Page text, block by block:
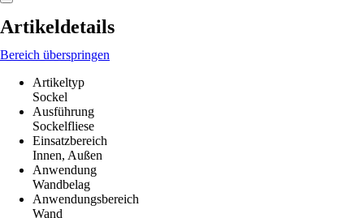
Artikeldetails
Bereich überspringen
Artikeltyp
Sockel
Ausführung
Sockelfliese
Einsatzbereich
Innen, Außen
Anwendung
Wandbelag
Anwendungsbereich
Wand